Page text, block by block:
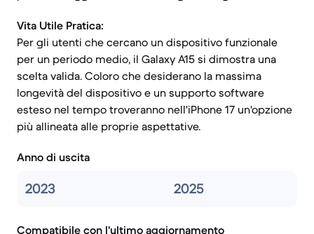
Vita Utile Pratica:
Per gli utenti che cercano un dispositivo funzionale
per un periodo medio, il Galaxy A15 si dimostra una
scelta valida. Coloro che desiderano la massima
longevità del dispositivo e un supporto software
esteso nel tempo troveranno nell'iPhone 17 un'opzione
più allineata alle proprie aspettative.
Anno di uscita
2023 2025
Compatibile con l'ultimo aggiornamento